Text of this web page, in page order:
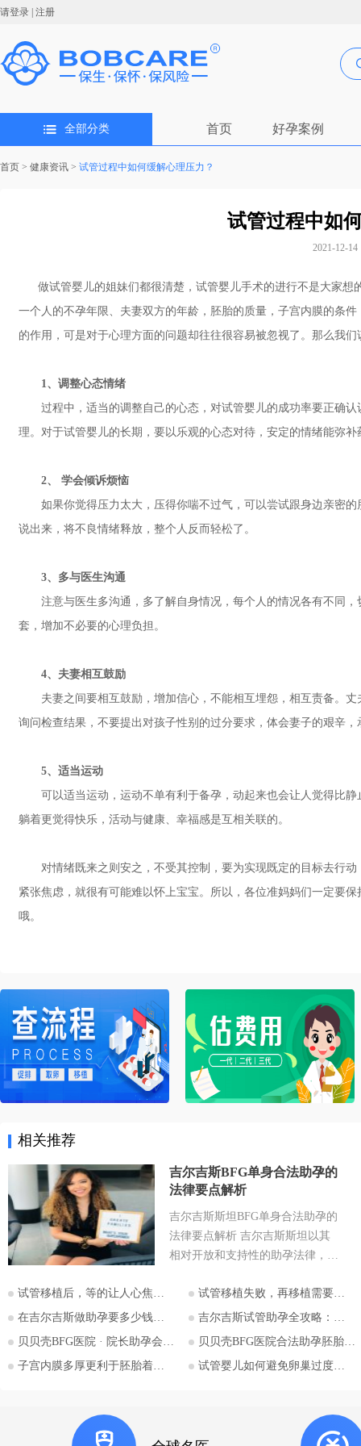
请登录 | 注册
全部分类 首页 好孕案例
首页 > 健康资讯 > 试管过程中如何缓解心理压力？
试管过程中如
2021-12-14
做试管婴儿的姐妹们都很清楚，试管婴儿手术的进行不是大家想
一个人的不孕年限、夫妻双方的年龄，胚胎的质量，子宫内膜的条
的作用，可是对于心理方面的问题却往往很容易被忽视了。那么我
1、调整心态情绪
过程中，适当的调整自己的心态，对试管婴儿的成功率要正确认
理。对于试管婴儿的长期，要以乐观的心态对待，安定的情绪能弥
2、 学会倾诉烦恼
如果你觉得压力太大，压得你喘不过气，可以尝试跟身边亲密的
说出来，将不良情绪释放，整个人反而轻松了。
3、多与医生沟通
注意与医生多沟通，多了解自身情况，每个人的情况各有不同，
套，增加不必要的心理负担。
4、夫妻相互鼓励
夫妻之间要相互鼓励，增加信心，不能相互埋怨，相互责备。丈
询问检查结果，不要提出对孩子性别的过分要求，体会妻子的艰辛
5、适当运动
可以适当运动，运动不单有利于备孕，动起来也会让人觉得比静
躺着更觉得快乐，活动与健康、幸福感是互相关联的。
对情绪既来之则安之，不受其控制，要为实现既定的目标去行动
紧张焦虑，就很有可能难以怀上宝宝。所以，各位准妈妈们一定要
哦。
相关推荐
吉尔吉斯BFG单身合法助孕的
法律要点解析
吉尔吉斯斯坦BFG单身合法助孕的
法律要点解析 吉尔吉斯斯坦以其
相对开放和支持性的助孕法律，成
地。特别是对于希望通过助孕实现
为人父母梦想的单身人士，吉尔吉
斯斯坦的法律框架值得深入探讨。
法律的核心要点，并特别关注单身
拉套大学附属BFG生殖妇产医院的
试管移植后，等的让人心焦的胎心和胎芽，何时会出现？
试管移植失败，再移植需要注意哪些？
在吉尔吉斯做助孕要多少钱？2026比什凯克费用全公开，拒绝隐形消费
吉尔吉斯试管助孕全攻略：为什么越来越多的中国家庭选择比什凯克？
贝贝壳BFG医院 · 院长助孕会（济南站）
贝贝壳BFG医院合法助孕胚胎移植流程详解
子宫内膜多厚更利于胚胎着床？
试管婴儿如何避免卵巢过度刺激综合征